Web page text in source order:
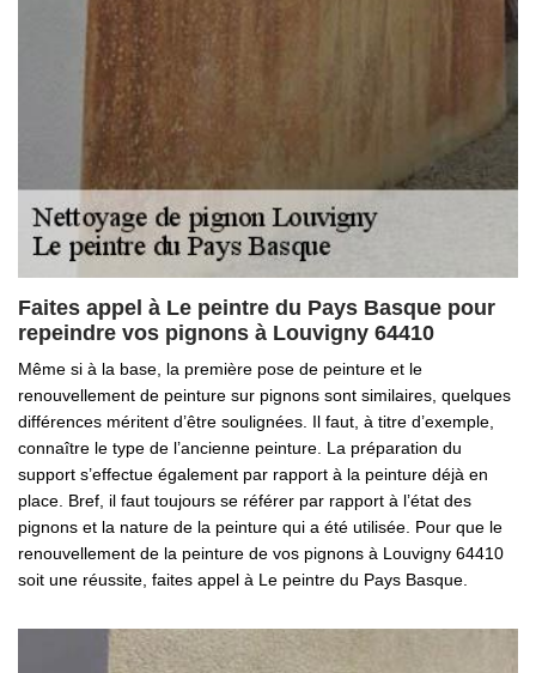
Faites appel à Le peintre du Pays Basque pour
repeindre vos pignons à Louvigny 64410
Même si à la base, la première pose de peinture et le
renouvellement de peinture sur pignons sont similaires, quelques
différences méritent d’être soulignées. Il faut, à titre d’exemple,
connaître le type de l’ancienne peinture. La préparation du
support s’effectue également par rapport à la peinture déjà en
place. Bref, il faut toujours se référer par rapport à l’état des
pignons et la nature de la peinture qui a été utilisée. Pour que le
renouvellement de la peinture de vos pignons à Louvigny 64410
soit une réussite, faites appel à Le peintre du Pays Basque.